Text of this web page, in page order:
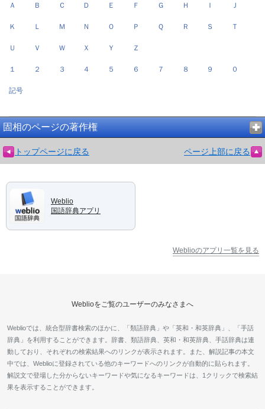
Ａ Ｂ Ｃ Ｄ Ｅ Ｆ Ｇ Ｈ Ｉ Ｊ
Ｋ Ｌ Ｍ Ｎ Ｏ Ｐ Ｑ Ｒ Ｓ Ｔ
Ｕ Ｖ Ｗ Ｘ Ｙ Ｚ
１ ２ ３ ４ ５ ６ ７ ８ ９ ０
記号
固相のページの著作権
トップページに戻る ページ上部に戻る
Weblio
国語辞典アプリ
Weblioのアプリ一覧を見る
Weblioをご覧のユーザーのみなさまへ
Weblioでは、統合型辞書検索のほかに、「類語辞典」や「英和・和英辞典」、「手話
辞典」を利用することができます。辞書、類語辞典、英和・和英辞典、手話辞典は連
動しており、それぞれの検索結果へのリンクが表示されます。また、解説記事の本文
中では、Weblioに登録されている他のキーワードへのリンクが自動的に貼られます。
解説文で登場した分からないキーワードや気になるキーワードは、1クリックで検索結
果を表示することができます。